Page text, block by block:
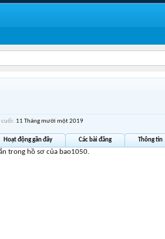
cuối: 11 Tháng mười một 2019
Hoạt động gần đây Các bài đăng Thông tin
trong hồ sơ của bao1050.